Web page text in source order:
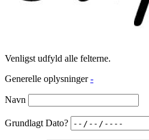
Venligst udfyld alle felterne.
Generelle oplysninger -
Navn
Grundlagt Dato?